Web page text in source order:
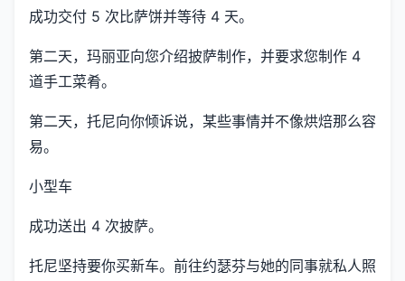
成功交付 5 次比萨饼并等待 4 天。
第二天，玛丽亚向您介绍披萨制作，并要求您制作 4
道手工菜肴。
第二天，托尼向你倾诉说，某些事情并不像烘焙那么容
易。
小型车
成功送出 4 次披萨。
托尼坚持要你买新车。前往约瑟芬与她的同事就私人照